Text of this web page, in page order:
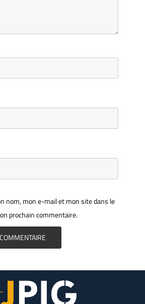
nom, mon e-mail et mon site dans le
prochain commentaire.